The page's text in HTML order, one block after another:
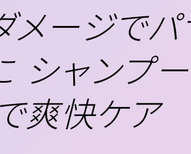
メージで
シャンプ
爽快ケア